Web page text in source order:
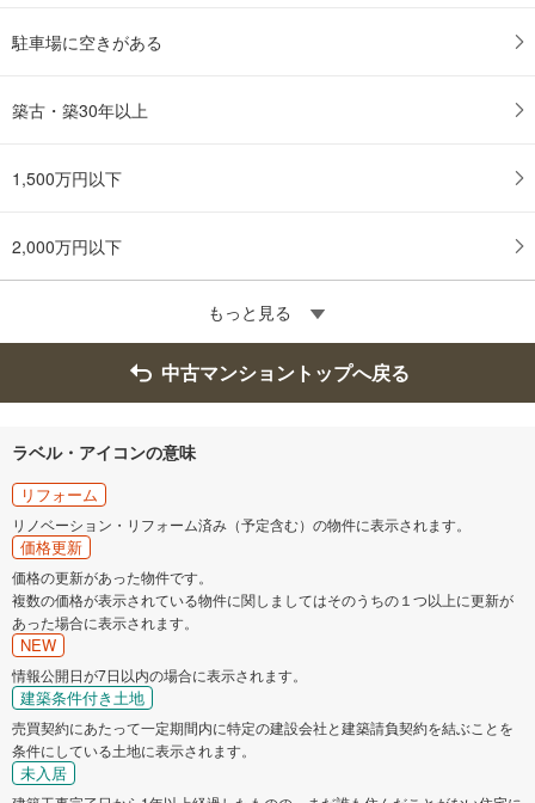
駐車場に空きがある
築古・築30年以上
1,500万円以下
2,000万円以下
もっと見る
中古マンショントップへ戻る
ラベル・アイコンの意味
リフォーム
リノベーション・リフォーム済み（予定含む）の物件に表示されます。
価格更新
価格の更新があった物件です。
複数の価格が表示されている物件に関しましてはそのうちの１つ以上に更新が
あった場合に表示されます。
NEW
情報公開日が7日以内の場合に表示されます。
建築条件付き土地
売買契約にあたって一定期間内に特定の建設会社と建築請負契約を結ぶことを
条件にしている土地に表示されます。
未入居